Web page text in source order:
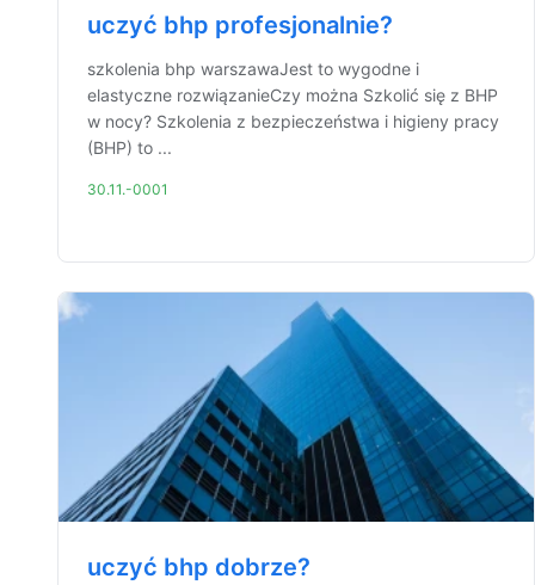
uczyć bhp profesjonalnie?
szkolenia bhp warszawaJest to wygodne i
elastyczne rozwiązanieCzy można Szkolić się z BHP
w nocy? Szkolenia z bezpieczeństwa i higieny pracy
(BHP) to ...
30.11.-0001
uczyć bhp dobrze?